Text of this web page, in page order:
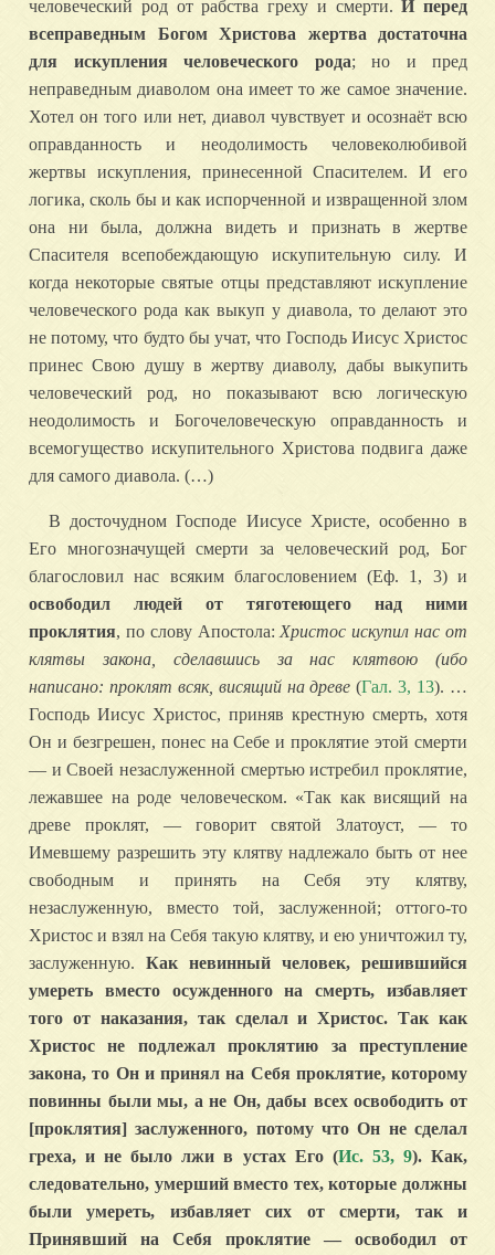
человеческий род от рабства греху и смерти.И перед
всеправедным Богом Христова жертва достаточна
для искупления человеческого рода; но и пред
неправедным диаволом она имеет то же самое значение.
Хотел он того или нет, диавол чувствует и осознаёт всю
оправданность и неодолимость человеколюбивой
жертвы искупления, принесенной Спасителем. И его
логика, сколь бы и как испорченной и извращенной злом
она ни была, должна видеть и признать в жертве
Спасителя всепобеждающую искупительную силу. И
когда некоторые святые отцы представляют искупление
человеческого рода как выкуп у диавола, то делают это
не потому, что будто бы учат, что Господь Иисус Христос
принес Свою душу в жертву диаволу, дабы выкупить
человеческий род, но показывают всю логическую
неодолимость и Богочеловеческую оправданность и
всемогущество искупительного Христова подвига даже
для самого диавола. (…)
В досточудном Господе Иисусе Христе, особенно в
Его многозначущей смерти за человеческий род, Бог
благословил нас всяким благословением (Εф. 1, 3) и
освободил людей от тяготеющего над ними
проклятия, по слову Апостола: Христос искупил нас от
клятвы закона, сделавшись за нас клятвою (ибо
написано: проклят всяк, висящий на древе (Гал. 3, 13). …
Господь Иисус Христос, приняв крестную смерть, хотя
Он и безгрешен, понес на Себе и проклятие этой смерти
— и Своей незаслуженной смертью истребил проклятие,
лежавшее на роде человеческом. «Так как висящий на
древе проклят, — говорит святой Златоуст, — то
Имевшему разрешить эту клятву надлежало быть от нее
свободным и принять на Себя эту клятву,
незаслуженную, вместо той, заслуженной; оттого-то
Христос и взял на Себя такую клятву, и ею уничтожил ту,
заслуженную. Как невинный человек, решившийся
умереть вместо осужденного на смерть, избавляет
того от наказания, так сделал и Христос. Так как
Христос не подлежал проклятию за преступление
закона, то Он и принял на Себя проклятие, которому
повинны были мы, а не Он, дабы всех освободить от
[проклятия] заслуженного, потому что Он не сделал
греха, и не было лжи в устах Его (Ис. 53, 9). Как,
следовательно, умерший вместо тех, которые должны
были умереть, избавляет сих от смерти, так и
Принявший на Себя проклятие — освободил от